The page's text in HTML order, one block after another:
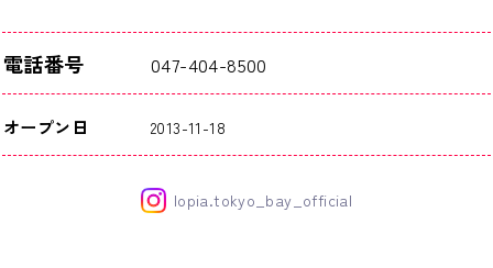
電話番号 047-404-8500
オープン日 2013-11-18
lopia.tokyo_bay_official